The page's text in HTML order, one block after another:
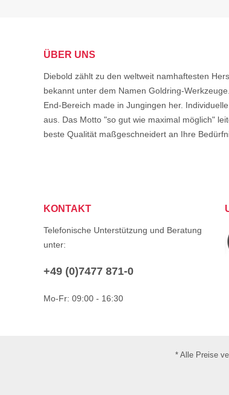
ÜBER UNS
Diebold zählt zu den weltweit namhaftesten
bekannt unter dem Namen Goldring-
End-Bereich made in Jungingen her.
aus. Das Motto "so gut wie maximal möglich"
beste Qualität maßgeschneidert an Ihre
KONTAKT
Telefonische Unterstützung und Beratung
unter:
+49 (0)7477 871-0
Mo-Fr: 09:00 - 16:30
* Alle Preise